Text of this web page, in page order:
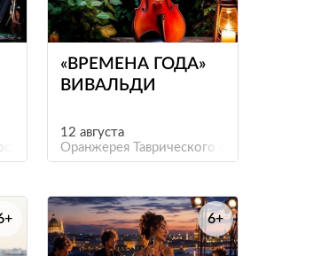
«Фабрика»
«ВРЕМЕНА ГОДА»
ВИВАЛЬДИ
12 августа
Оранжерея Таврического сада
6+